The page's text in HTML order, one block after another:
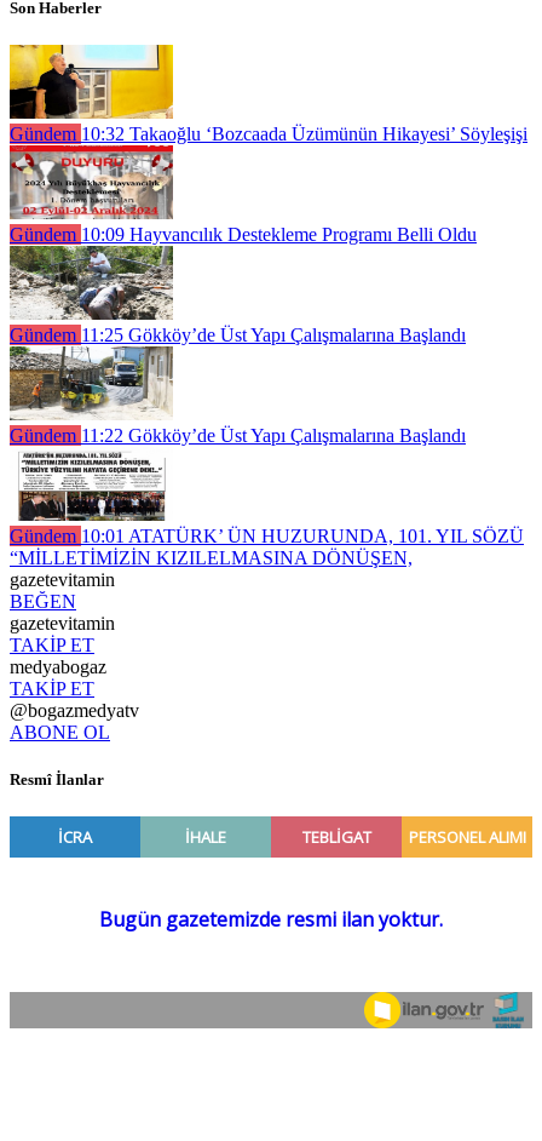
Son Haberler
Gündem 10:32 Takaoğlu ‘Bozcaada Üzümünün Hikayesi’ Söyleşişi
Gündem 10:09 Hayvancılık Destekleme Programı Belli Oldu
Gündem 11:25 Gökköy’de Üst Yapı Çalışmalarına Başlandı
Gündem 11:22 Gökköy’de Üst Yapı Çalışmalarına Başlandı
Gündem 10:01 ATATÜRK’ ÜN HUZURUNDA, 101. YIL SÖZÜ
“MİLLETİMİZİN KIZILELMASINA DÖNÜŞEN,
gazetevitamin
BEĞEN
gazetevitamin
TAKİP ET
medyabogaz
TAKİP ET
@bogazmedyatv
ABONE OL
Resmî İlanlar